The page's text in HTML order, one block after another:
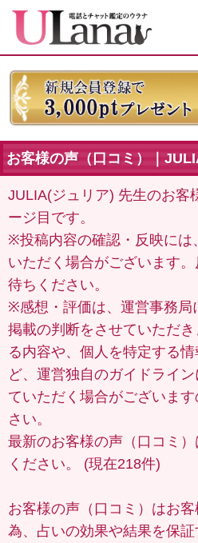
お客様の声（口コミ）｜
JULIA(ジュリア) 先生のお客
ージ目です。
※投稿内容の確認・反映には
いただく場合がございます
待ちください。
※感想・評価は、運営事務局
掲載の判断をさせていただ
る内容や、個人を特定する
ど、運営独自のガイドライ
ていただく場合がございま
さい。
最新のお客様の声（口コミ）
ください。 (現在218件)
お客様の声（口コミ）はお
為、占いの効果や結果を保